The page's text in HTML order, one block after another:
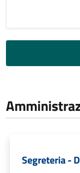
Segreteria -